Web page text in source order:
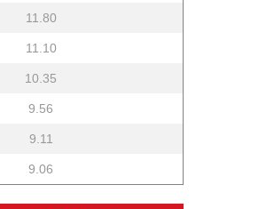
11.80
11.10
10.35
9.56
9.11
9.06